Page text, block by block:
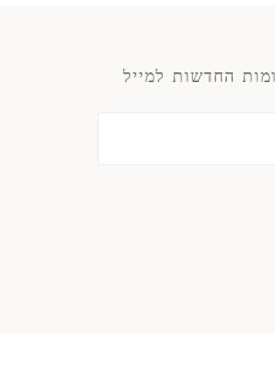
החדשות למייל